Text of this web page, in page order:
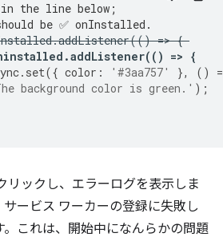
the line below;
be ✅ onInstalled.
.addListener(() => {
.addListener(() => {
. set({ color : '#3aa757' }, ()
=
background color is green.' );
リックし、エラーログを表示しま
ービス ワーカーの登録に失敗し
。これは、開始中になんらかの問題